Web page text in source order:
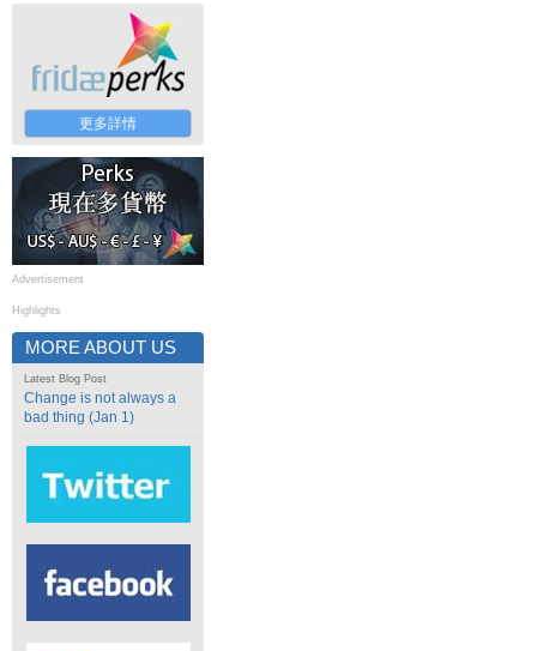
更多詳情
Advertisement
Highlights
MORE ABOUT US
Latest Blog Post
Change is not always a
bad thing (Jan 1)